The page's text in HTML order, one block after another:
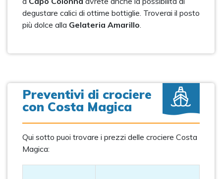
degustare calici di ottime bottiglie. Troverai il posto
più dolce alla Gelateria Amarillo.
Preventivi di crociere
con Costa Magica
Qui sotto puoi trovare i prezzi delle crociere Costa
Magica: